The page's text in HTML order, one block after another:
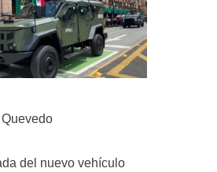
del nuevo vehículo